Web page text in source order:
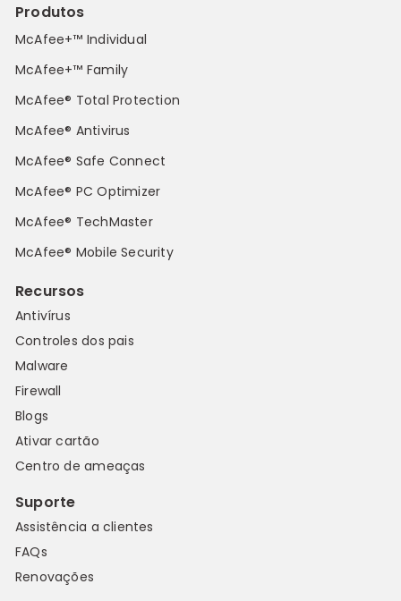
Produtos
McAfee+™ Individual
McAfee+™ Family
McAfee® Total Protection
McAfee® Antivirus
McAfee® Safe Connect
McAfee® PC Optimizer
McAfee® TechMaster
McAfee® Mobile Security
Recursos
Antivírus
Controles dos pais
Malware
Firewall
Blogs
Ativar cartão
Centro de ameaças
Suporte
Assistência a clientes
FAQs
Renovações